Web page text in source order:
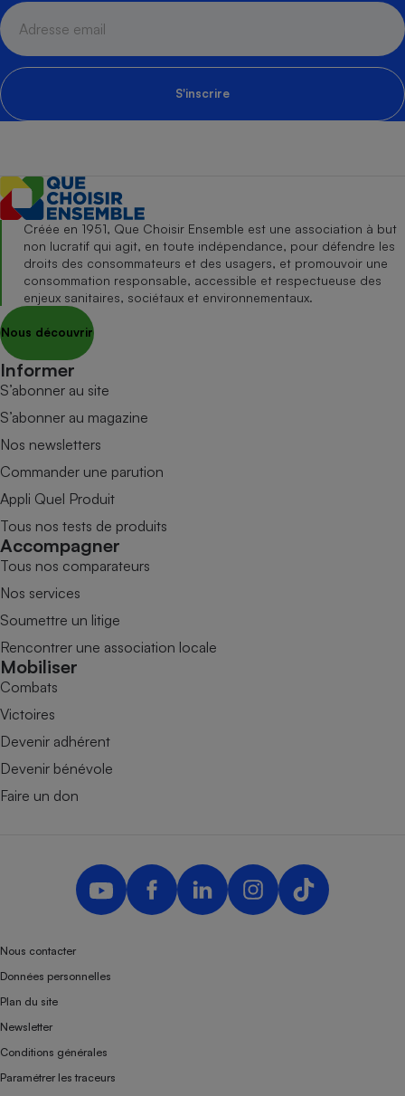
S'inscrire
Créée en 1951, Que Choisir Ensemble est une association à but
non lucratif qui agit, en toute indépendance, pour défendre les
droits des consommateurs et des usagers, et promouvoir une
consommation responsable, accessible et respectueuse des
enjeux sanitaires, sociétaux et environnementaux.
Nous découvrir
Informer
S’abonner au site
S’abonner au magazine
Nos newsletters
Commander une parution
Appli Quel Produit
Tous nos tests de produits
Accompagner
Tous nos comparateurs
Nos services
Soumettre un litige
Rencontrer une association locale
Mobiliser
Combats
Victoires
Devenir adhérent
Devenir bénévole
Faire un don
Nous contacter
Données personnelles
Plan du site
Newsletter
Conditions générales
Paramétrer les traceurs